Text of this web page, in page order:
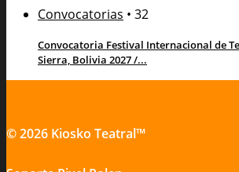
Convocatorias • 32
Convocatoria Festival Internacional de
Sierra, Bolivia 2027 /...
© 2026 Kiosko Teatral™